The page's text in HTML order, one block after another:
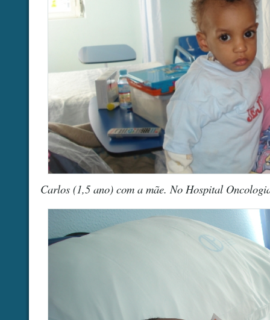
Carlos (1,5 ano) com a mãe. No Hospital